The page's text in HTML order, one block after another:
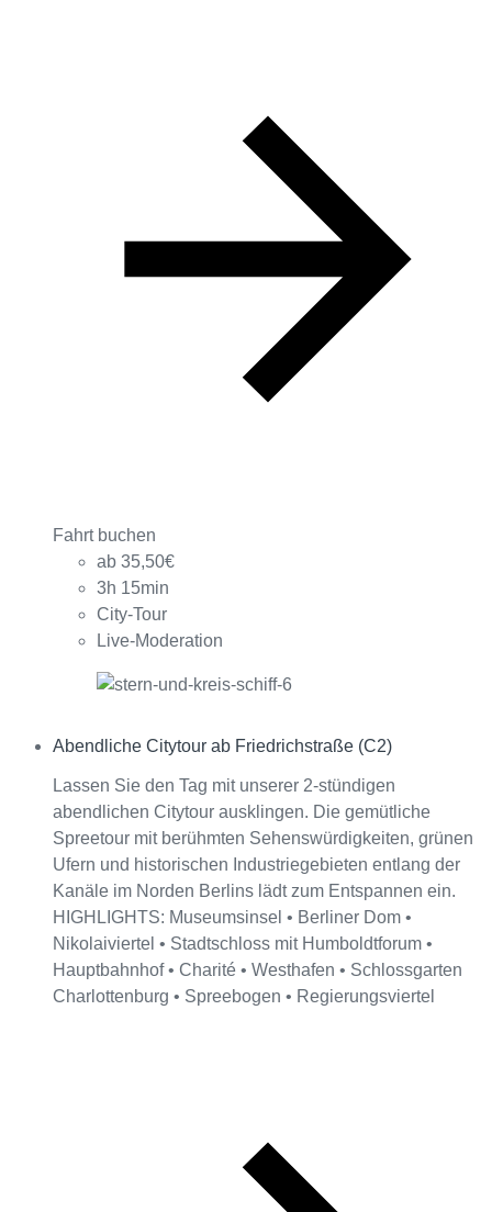
Fahrt buchen
ab 35,50€
3h 15min
City-Tour
Live-Moderation
Interagieren
Abendliche Citytour ab Friedrichstraße (C2)
Lassen Sie den Tag mit unserer 2-stündigen
abendlichen Citytour ausklingen. Die gemütliche
Spreetour mit berühmten Sehenswürdigkeiten, grünen
Ufern und historischen Industriegebieten entlang der
Kanäle im Norden Berlins lädt zum Entspannen ein.
HIGHLIGHTS: Museumsinsel • Berliner Dom •
Nikolaiviertel • Stadtschloss mit Humboldtforum •
Hauptbahnhof • Charité • Westhafen • Schlossgarten
Charlottenburg • Spreebogen • Regierungsviertel